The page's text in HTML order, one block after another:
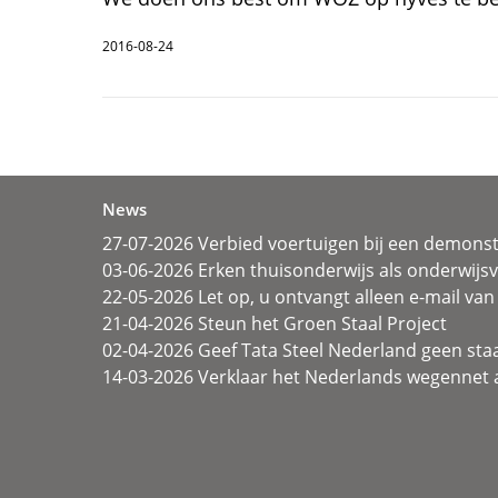
2016-08-24
News
27-07-2026 Verbied voertuigen bij een
03-06-2026 Erken thuisonderwijs als
22-05-2026 Let op, u ontvangt alleen e-mail
21-04-2026 Steun het Groen Staal Project
02-04-2026 Geef Tata Steel Nederland geen
14-03-2026 Verklaar het Nederlands wegennet